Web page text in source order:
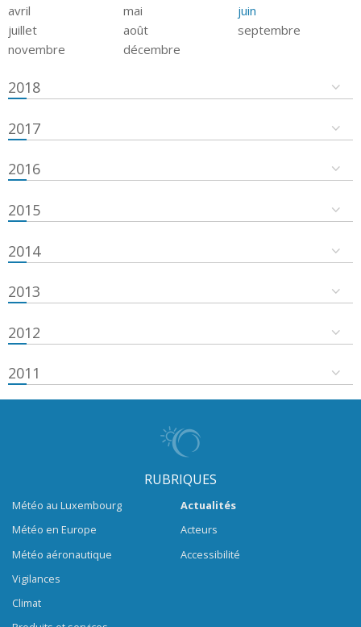
avril
mai
juin
juillet
août
septembre
novembre
décembre
2018
2017
2016
2015
2014
2013
2012
2011
RUBRIQUES
Météo au Luxembourg
Météo en Europe
Météo aéronautique
Vigilances
Climat
Actualités
Acteurs
Accessibilité